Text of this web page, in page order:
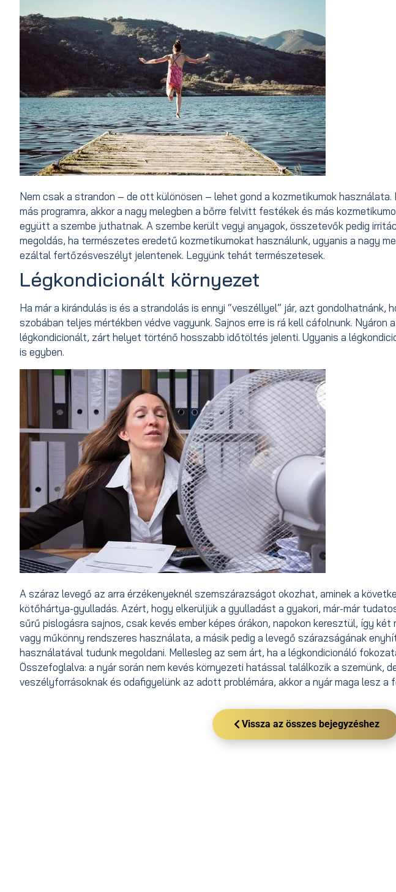
Nem csak a strandon – de ott különösen – lehet gond a kozmetikumok használata.
más programra, akkor a nagy melegben a bőrre felvitt festékek és más
együtt a szembe juthatnak. A szembe került vegyi anyagok, összetevők pedig
megoldás, ha természetes eredetű kozmetikumokat használunk, ugyanis a nagy
ezáltal fertőzésveszélyt jelentenek. Legyünk tehát természetesek.
Légkondicionált környezet
Ha már a kirándulás is és a strandolás is ennyi “veszéllyel” jár, azt gondolhatnánk,
szobában teljes mértékben védve vagyunk. Sajnos erre is rá kell cáfolnunk. Nyáron
légkondicionált, zárt helyet történő hosszabb időtöltés jelenti. Ugyanis a
is egyben.
A száraz levegő az arra érzékenyeknél szemszárazságot okozhat, aminek a
kötőhártya-gyulladás. Azért, hogy elkerüljük a gyulladást a gyakori, már-már
sűrű pislogásra sajnos, csak kevés ember képes órákon, napokon keresztül, így
vagy műkönny rendszeres használata, a másik pedig a levegő szárazságának
használatával tudunk megoldani. Mellesleg az sem árt, ha a légkondicionáló
Összefoglalva: a nyár során nem kevés környezeti hatással találkozik a szemünk,
veszélyforrásoknak és odafigyelünk az adott problémára, akkor a nyár maga lesz a
Vissza az összes bejegyzéshez